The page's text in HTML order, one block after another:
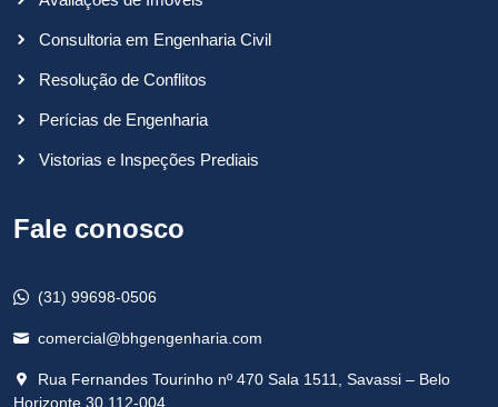
Consultoria em Engenharia Civil
Resolução de Conflitos
Perícias de Engenharia
Vistorias e Inspeções Prediais
Fale conosco
(31) 99698-0506
comercial@bhgengenharia.com
Rua Fernandes Tourinho nº 470 Sala 1511, Savassi – Belo
Horizonte 30.112-004